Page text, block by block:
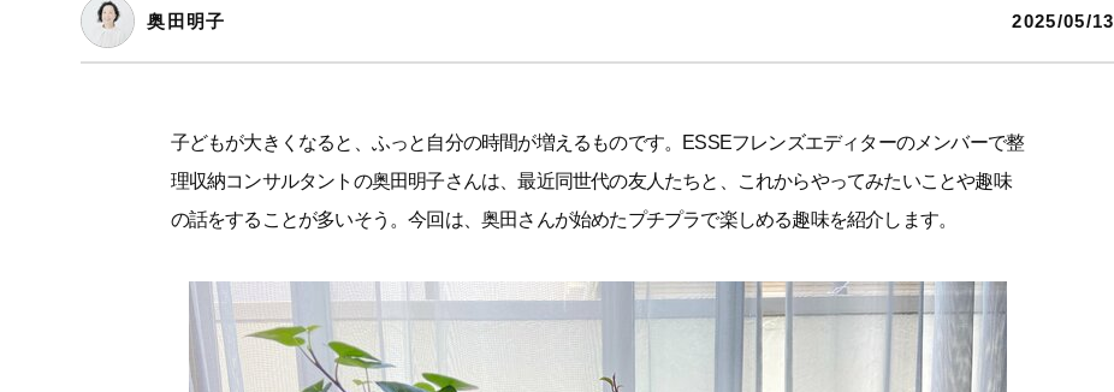
奥田明子 2025/05/13
子どもが大きくなると、ふっと自分の時間が増えるものです。ESSEフレンズエディターのメンバーで整
理収納コンサルタントの奥田明子さんは、最近同世代の友人たちと、これからやってみたいことや趣味
の話をすることが多いそう。今回は、奥田さんが始めたプチプラで楽しめる趣味を紹介します。